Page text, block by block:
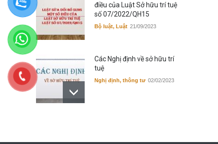
điều của Luật Sở hữu trí tuệ
số 07/2022/QH15
Bộ luật, Luật 21/09/2023
Các Nghị định về sở hữu trí
tuệ
Nghị định, thông tư 02/02/2023